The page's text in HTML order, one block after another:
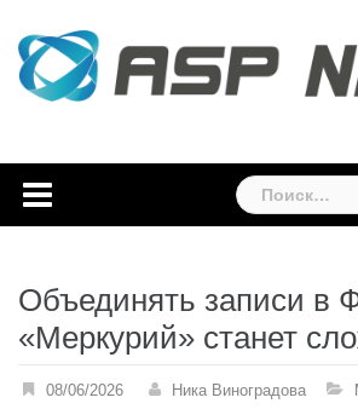
content
Найти:
Объединять записи в
«Меркурий» станет
08/06/2026 Ника Виноградова